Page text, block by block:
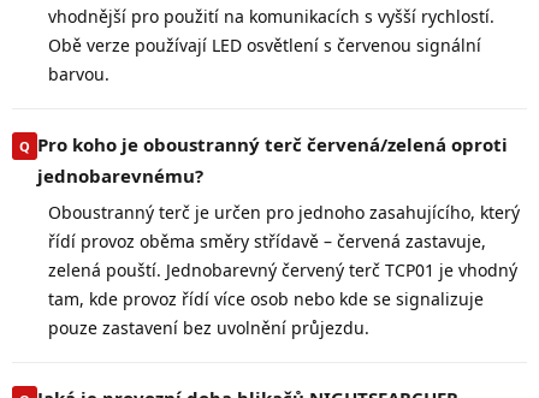
vhodnější pro použití na komunikacích s vyšší rychlostí.
Obě verze používají LED osvětlení s červenou signální
barvou.
Pro koho je oboustranný terč červená/zelená oproti
jednobarevnému?
Oboustranný terč je určen pro jednoho zasahujícího, který
řídí provoz oběma směry střídavě – červená zastavuje,
zelená pouští. Jednobarevný červený terč TCP01 je vhodný
tam, kde provoz řídí více osob nebo kde se signalizuje
pouze zastavení bez uvolnění průjezdu.